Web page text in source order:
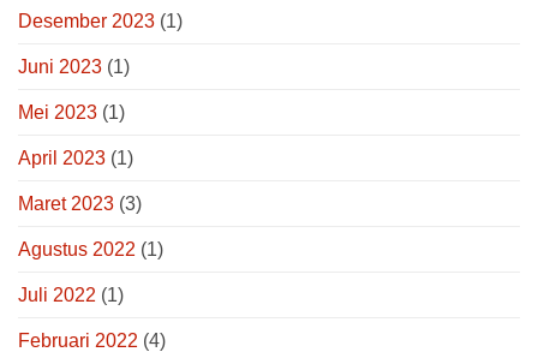
Desember 2023 (1)
Juni 2023 (1)
Mei 2023 (1)
April 2023 (1)
Maret 2023 (3)
Agustus 2022 (1)
Juli 2022 (1)
Februari 2022 (4)